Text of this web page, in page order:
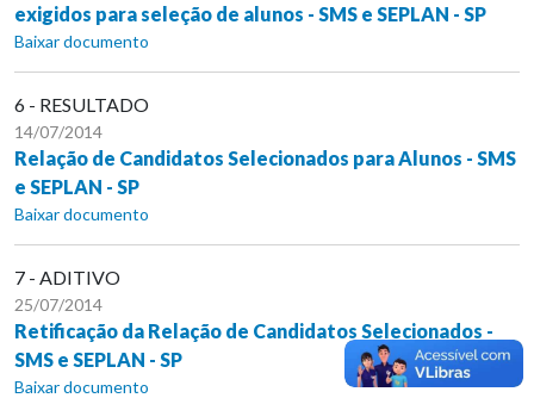
exigidos para seleção de alunos - SMS e SEPLAN - SP
Baixar documento
6 - RESULTADO
14/07/2014
Relação de Candidatos Selecionados para Alunos - SMS
e SEPLAN - SP
Baixar documento
7 - ADITIVO
25/07/2014
Retificação da Relação de Candidatos Selecionados -
SMS e SEPLAN - SP
Baixar documento